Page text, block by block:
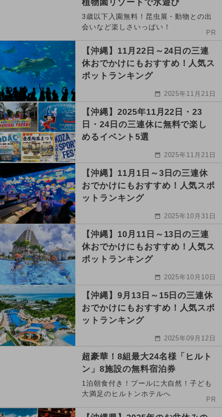
植物園リゾートで水遊び
3歳以下入園無料！昆虫展・動物との出
会いなど楽しさいっぱい！
PR
【沖縄】11月22日～24日の三連
休おでかけにもおすすめ！人気ス
ポットランキング
2025年11月21日
【沖縄】2025年11月22日・23
日・24日の三連休に無料で楽し
めるイベント5選
2025年11月21日
【沖縄】11月1日～3日の三連休
おでかけにもおすすめ！人気スポ
ットランキング
2025年10月31日
【沖縄】10月11日～13日の三連
休おでかけにもおすすめ！人気ス
ポットランキング
2025年10月10日
【沖縄】9月13日～15日の三連休
おでかけにもおすすめ！人気スポ
ットランキング
2025年09月12日
超豪華！8組最大24名様「ヒルト
ン」8施設の無料宿泊券
1泊朝食付き！プールに大自然！子ども
大満足のヒルトンホテルへ
PR